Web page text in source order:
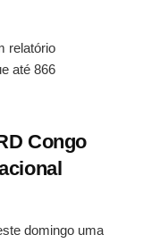
relatório
até 866
Congo
domingo uma